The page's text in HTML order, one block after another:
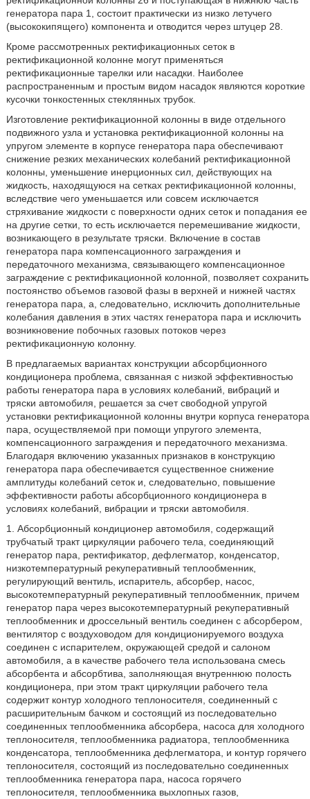
генератора пара 1, состоит практически из низко летучего
(высококипящего) компонента и отводится через штуцер 28.
Кроме рассмотренных ректификационных сеток в
ректификационной колонне могут применяться
ректификационные тарелки или насадки. Наиболее
распространенным и простым видом насадок являются короткие
кусочки тонкостенных стеклянных трубок.
Изготовление ректификационной колонны в виде отдельного
подвижного узла и установка ректификационной колонны на
упругом элементе в корпусе генератора пара обеспечивают
снижение резких механических колебаний ректификационной
колонны, уменьшение инерционных сил, действующих на
жидкость, находящуюся на сетках ректификационной колонны,
вследствие чего уменьшается или совсем исключается
стряхивание жидкости с поверхности одних сеток и попадания ее
на другие сетки, то есть исключается перемешивание жидкости,
возникающего в результате тряски. Включение в состав
генератора пара компенсационного заграждения и
передаточного механизма, связывающего компенсационное
заграждение с ректификационной колонной, позволяет сохранить
постоянство объемов газовой фазы в верхней и нижней частях
генератора пара, а, следовательно, исключить дополнительные
колебания давления в этих частях генератора пара и исключить
возникновение побочных газовых потоков через
ректификационную колонну.
В предлагаемых вариантах конструкции абсорбционного
кондиционера проблема, связанная с низкой эффективностью
работы генератора пара в условиях колебаний, вибраций и
тряски автомобиля, решается за счет свободной упругой
установки ректификационной колонны внутри корпуса генератора
пара, осуществляемой при помощи упругого элемента,
компенсационного заграждения и передаточного механизма.
Благодаря включению указанных признаков в конструкцию
генератора пара обеспечивается существенное снижение
амплитуды колебаний сеток и, следовательно, повышение
эффективности работы абсорбционного кондиционера в
условиях колебаний, вибрации и тряски автомобиля.
1. Абсорбционный кондиционер автомобиля, содержащий
трубчатый тракт циркуляции рабочего тела, соединяющий
генератор пара, ректификатор, дефлегматор, конденсатор,
низкотемпературный рекуперативный теплообменник,
регулирующий вентиль, испаритель, абсорбер, насос,
высокотемпературный рекуперативный теплообменник, причем
генератор пара через высокотемпературный рекуперативный
теплообменник и дроссельный вентиль соединен с абсорбером,
вентилятор с воздуховодом для кондиционируемого воздуха
соединен с испарителем, окружающей средой и салоном
автомобиля, а в качестве рабочего тела использована смесь
абсорбента и абсорбтива, заполняющая внутреннюю полость
кондиционера, при этом тракт циркуляции рабочего тела
содержит контур холодного теплоносителя, соединенный с
расширительным бачком и состоящий из последовательно
соединенных теплообменника абсорбера, насоса для холодного
теплоносителя, теплообменника радиатора, теплообменника
конденсатора, теплообменника дефлегматора, и контур горячего
теплоносителя, состоящий из последовательно соединенных
теплообменника генератора пара, насоса горячего
теплоносителя, теплообменника выхлопных газов,